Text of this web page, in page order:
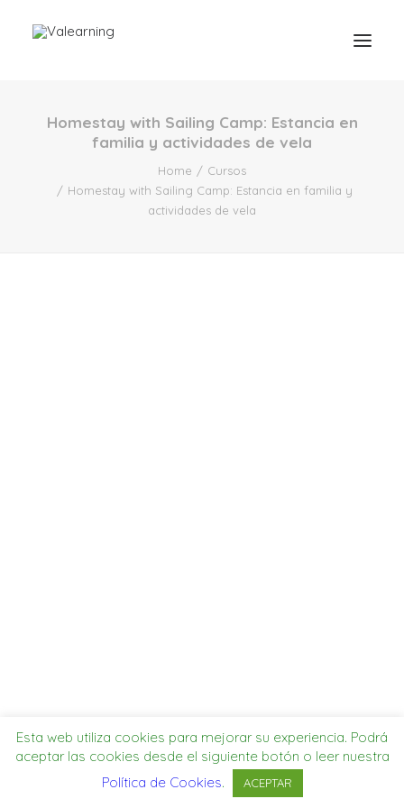
Homestay with Sailing Camp: Estancia en
familia y actividades de vela
Home
Cursos
Homestay with Sailing Camp: Estancia en familia y
actividades de vela
Esta web utiliza cookies para mejorar su experiencia. Podrá
aceptar las cookies desde el siguiente botón o leer nuestra
Política de Cookies. ACEPTAR